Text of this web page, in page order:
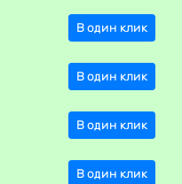
В один клик
В один клик
В один клик
В один клик